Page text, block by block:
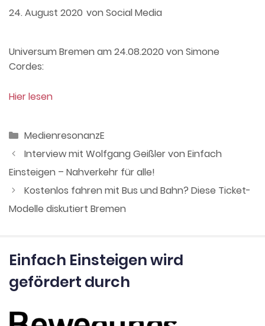
24. August 2020 vonSocial Media
Universum Bremen am 24.08.2020 von Simone
Cordes:
Hier lesen
Kategorien
MedienresonanzE
Interview mit Wolfgang Geißler von Einfach
Einsteigen – Nahverkehr für alle!
Kostenlos fahren mit Bus und Bahn? Diese Ticket-
Modelle diskutiert Bremen
Einfach Einsteigen wird
gefördert durch